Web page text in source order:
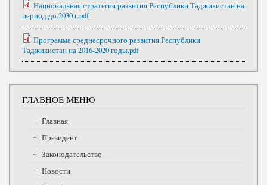
Национальная стратегия развития Республики Таджикистан на
период до 2030 г.pdf
Программа среднесрочного развития Республики
Таджикистан на 2016-2020 годы.pdf
ГЛАВНОЕ МЕНЮ
Главная
Президент
Законодательство
Новости